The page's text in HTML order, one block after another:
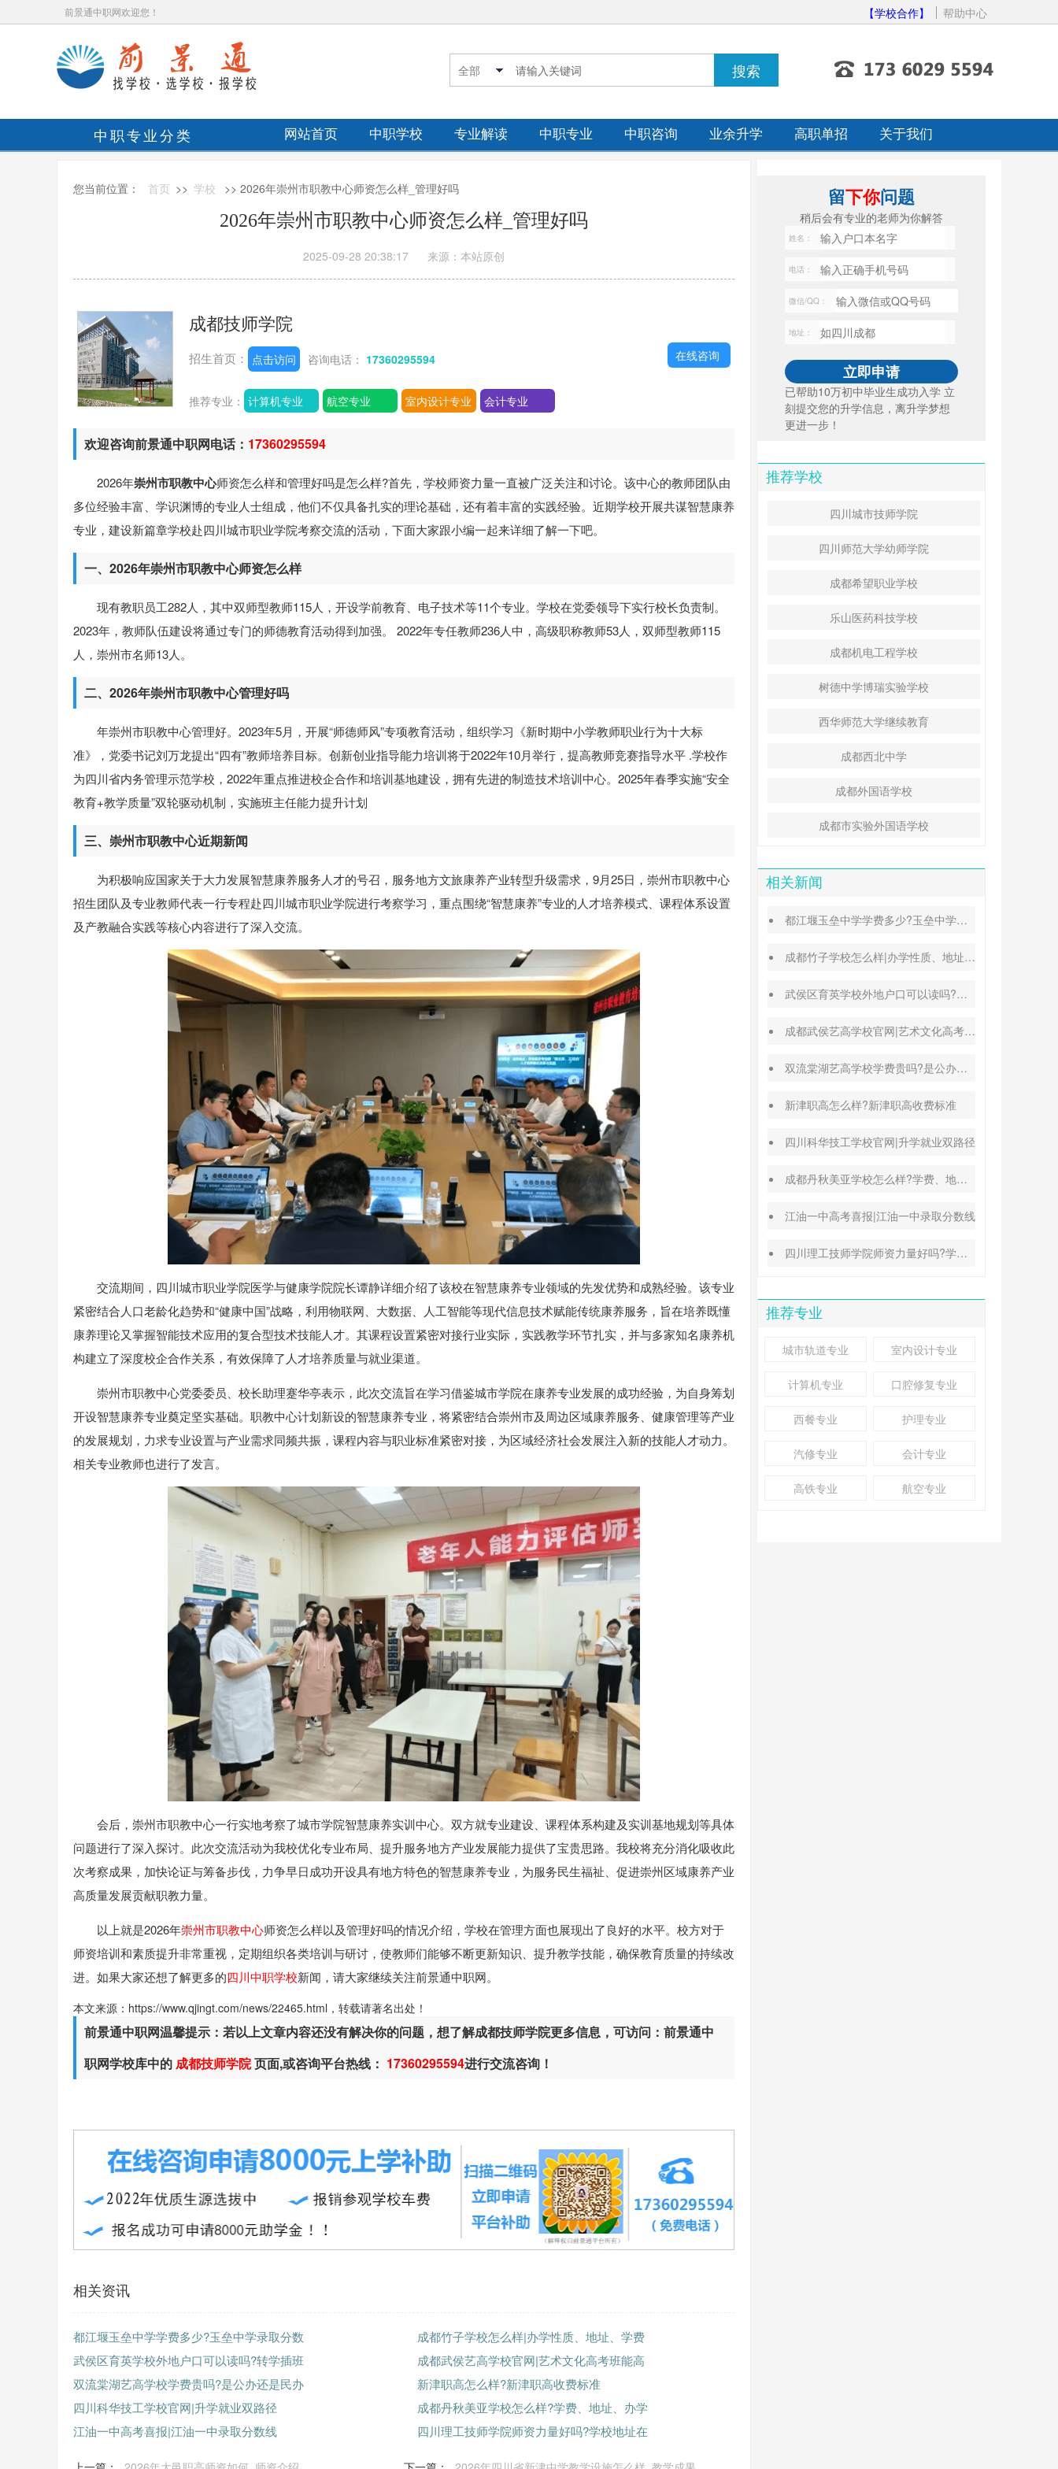
前景通中职网欢迎您！ 【学校合作】 帮助中心
中职专业分类 网站首页 中职学校 专业解读 中职专业 中职咨询 业余升学 高职单招 关于我们
您当前位置： 首页 >> 学校 >> 2026年崇州市职教中心师资怎么样_管理好吗
2026年崇州市职教中心师资怎么样_管理好吗
2025-09-28 20:38:17 来源：本站原创
成都技师学院
招生首页： 点击访问 咨询电话： 17360295594
推荐专业： 计算机专业 航空专业 室内设计专业 会计专业
在线咨询
欢迎咨询前景通中职网电话： 17360295594
2026年崇州市职教中心师资怎么样和管理好吗是怎么样?首先，学校师资力量一直被广泛关注和讨论。该中心的教师团队由
多位经验丰富、学识渊博的专业人士组成，他们不仅具备扎实的理论基础，还有着丰富的实践经验。近期学校开展共谋智慧康养
专业，建设新篇章学校赴四川城市职业学院考察交流的活动，下面大家跟小编一起来详细了解一下吧。
一、2026年崇州市职教中心师资怎么样
现有教职员工282人，其中双师型教师115人，开设学前教育、电子技术等11个专业。学校在党委领导下实行校长负责制。
2023年，教师队伍建设将通过专门的师德教育活动得到加强。 2022年专任教师236人中，高级职称教师53人，双师型教师115
人，崇州市名师13人。
二、2026年崇州市职教中心管理好吗
年崇州市职教中心管理好。2023年5月，开展“师德师风”专项教育活动，组织学习《新时期中小学教师职业行为十大标
准》，党委书记刘万龙提出“四有”教师培养目标。创新创业指导能力培训将于2022年10月举行，提高教师竞赛指导水平 .学校作
为四川省内务管理示范学校，2022年重点推进校企合作和培训基地建设，拥有先进的制造技术培训中心。2025年春季实施“安全
教育+教学质量”双轮驱动机制，实施班主任能力提升计划
三、崇州市职教中心近期新闻
为积极响应国家关于大力发展智慧康养服务人才的号召，服务地方文旅康养产业转型升级需求，9月25日，崇州市职教中心
招生团队及专业教师代表一行专程赴四川城市职业学院进行考察学习，重点围绕“智慧康养”专业的人才培养模式、课程体系设置
及产教融合实践等核心内容进行了深入交流。
交流期间，四川城市职业学院医学与健康学院院长谭静详细介绍了该校在智慧康养专业领域的先发优势和成熟经验。该专业
紧密结合人口老龄化趋势和“健康中国”战略，利用物联网、大数据、人工智能等现代信息技术赋能传统康养服务，旨在培养既懂
康养理论又掌握智能技术应用的复合型技术技能人才。其课程设置紧密对接行业实际，实践教学环节扎实，并与多家知名康养机
构建立了深度校企合作关系，有效保障了人才培养质量与就业渠道。
崇州市职教中心党委委员、校长助理蹇华亭表示，此次交流旨在学习借鉴城市学院在康养专业发展的成功经验，为自身筹划
开设智慧康养专业奠定坚实基础。职教中心计划新设的智慧康养专业，将紧密结合崇州市及周边区域康养服务、健康管理等产业
的发展规划，力求专业设置与产业需求同频共振，课程内容与职业标准紧密对接，为区域经济社会发展注入新的技能人才动力。
相关专业教师也进行了发言。
会后，崇州市职教中心一行实地考察了城市学院智慧康养实训中心。双方就专业建设、课程体系构建及实训基地规划等具体
问题进行了深入探讨。此次交流活动为我校优化专业布局、提升服务地方产业发展能力提供了宝贵思路。我校将充分消化吸收此
次考察成果，加快论证与筹备步伐，力争早日成功开设具有地方特色的智慧康养专业，为服务民生福祉、促进崇州区域康养产业
高质量发展贡献职教力量。
以上就是2026年崇州市职教中心师资怎么样以及管理好吗的情况介绍，学校在管理方面也展现出了良好的水平。校方对于
师资培训和素质提升非常重视，定期组织各类培训与研讨，使教师们能够不断更新知识、提升教学技能，确保教育质量的持续改
进。如果大家还想了解更多的四川中职学校新闻，请大家继续关注前景通中职网。
本文来源：https://www.qjingt.com/news/22465.html，转载请著名出处！
前景通中职网温馨提示：若以上文章内容还没有解决你的问题，想了解成都技师学院更多信息，可访问：前景通中
职网学校库中的成都技师学院页面,或咨询平台热线： 17360295594进行交流咨询！
相关资讯
都江堰玉垒中学学费多少?玉垒中学录取分数
成都竹子学校怎么样|办学性质、地址、学费
武侯区育英学校外地户口可以读吗?转学插班
成都武侯艺高学校官网|艺术文化高考班能高
双流棠湖艺高学校学费贵吗?是公办还是民办
新津职高怎么样?新津职高收费标准
四川科华技工学校官网|升学就业双路径
成都丹秋美亚学校怎么样?学费、地址、办学
江油一中高考喜报|江油一中录取分数线
四川理工技师学院师资力量好吗?学校地址在
留下你问题
稍后会有专业的老师为你解答
姓名：
电话：
微信/QQ：
地址：
已帮助10万初中毕业生成功入学 立
刻提交您的升学信息，离升学梦想
更进一步！
推荐学校
四川城市技师学院
四川师范大学幼师学院
成都希望职业学校
乐山医药科技学校
成都机电工程学校
树德中学博瑞实验学校
西华师范大学继续教育
成都西北中学
成都外国语学校
成都市实验外国语学校
相关新闻
都江堰玉垒中学学费多少?玉垒中学录取分数线
成都竹子学校怎么样|办学性质、地址、学费汇总
武侯区育英学校外地户口可以读吗?转学插班条件
成都武侯艺高学校官网|艺术文化高考班能高考吗
双流棠湖艺高学校学费贵吗?是公办还是民办
新津职高怎么样?新津职高收费标准
四川科华技工学校官网|升学就业双路径
成都丹秋美亚学校怎么样?学费、地址、办学特色汇总
江油一中高考喜报|江油一中录取分数线
四川理工技师学院师资力量好吗?学校地址在哪里
推荐专业
城市轨道专业 室内设计专业
计算机专业 口腔修复专业
西餐专业 护理专业
汽修专业 会计专业
高铁专业 航空专业